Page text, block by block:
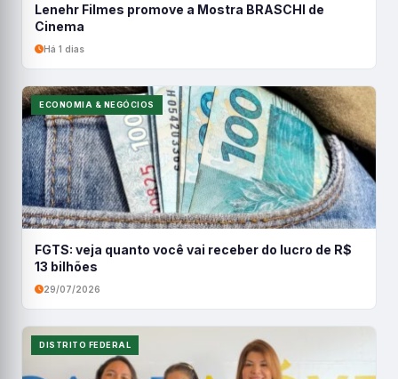
Lenehr Filmes promove a Mostra BRASCHI de
Cinema
Há 1 dias
ECONOMIA & NEGÓCIOS
FGTS: veja quanto você vai receber do lucro de R$
13 bilhões
29/07/2026
DISTRITO FEDERAL